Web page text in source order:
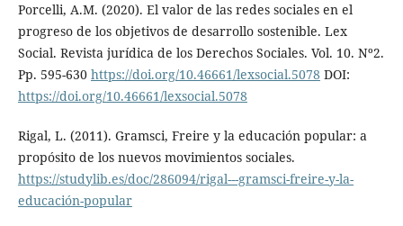
Porcelli, A.M. (2020). El valor de las redes sociales en el
progreso de los objetivos de desarrollo sostenible. Lex
Social. Revista jurídica de los Derechos Sociales. Vol. 10. Nº2.
Pp. 595-630 https://doi.org/10.46661/lexsocial.5078 DOI:
https://doi.org/10.46661/lexsocial.5078
Rigal, L. (2011). Gramsci, Freire y la educación popular: a
propósito de los nuevos movimientos sociales.
https://studylib.es/doc/286094/rigal---gramsci-freire-y-la-
educación-popular